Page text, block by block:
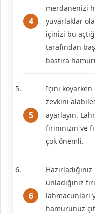
merdanenizi
yuvarlaklar
içinizi bu
tarafından
bastıra
İçini
zevkini
ayarlayın.
fırınınızın ve
çok önemli.
unladığınız
lahmacunları
hamurunuz